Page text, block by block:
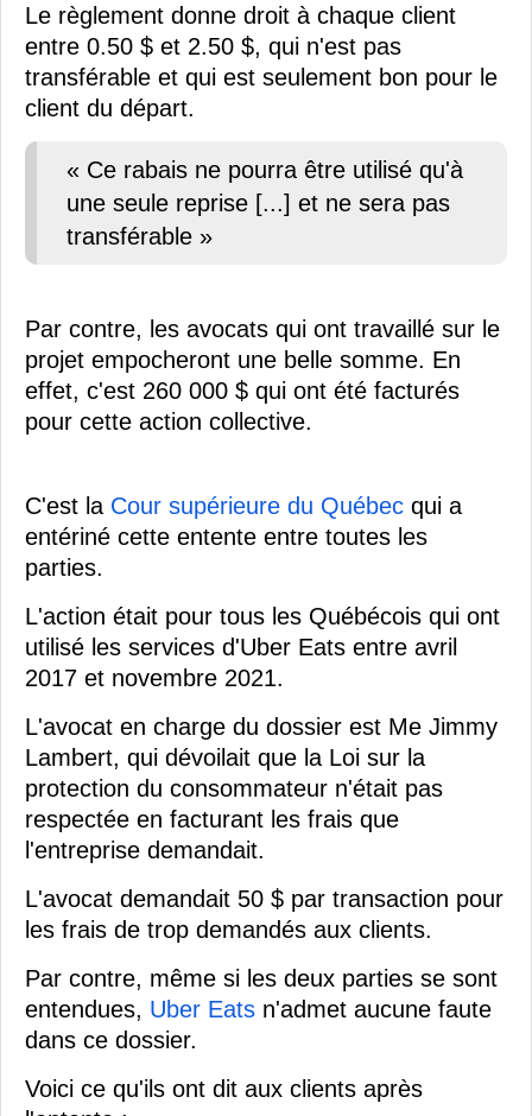
Le règlement donne droit à chaque client
entre 0.50 $ et 2.50 $, qui n'est pas
transférable et qui est seulement bon pour le
client du départ.
« Ce rabais ne pourra être utilisé qu'à
une seule reprise [...] et ne sera pas
transférable »
Par contre, les avocats qui ont travaillé sur le
projet empocheront une belle somme. En
effet, c'est 260 000 $ qui ont été facturés
pour cette action collective.
C'est la Cour supérieure du Québec qui a
entériné cette entente entre toutes les
parties.
L'action était pour tous les Québécois qui ont
utilisé les services d'Uber Eats entre avril
2017 et novembre 2021.
L'avocat en charge du dossier est Me Jimmy
Lambert, qui dévoilait que la Loi sur la
protection du consommateur n'était pas
respectée en facturant les frais que
l'entreprise demandait.
L'avocat demandait 50 $ par transaction pour
les frais de trop demandés aux clients.
Par contre, même si les deux parties se sont
entendues, Uber Eats n'admet aucune faute
dans ce dossier.
Voici ce qu'ils ont dit aux clients après